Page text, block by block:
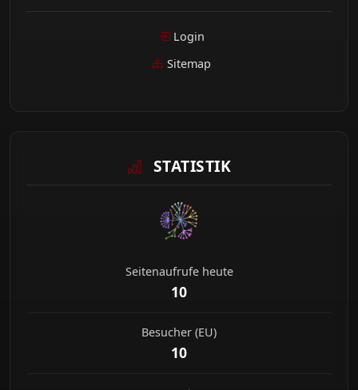
Login
Sitemap
STATISTIK
Seitenaufrufe heute
10
Besucher (EU)
10